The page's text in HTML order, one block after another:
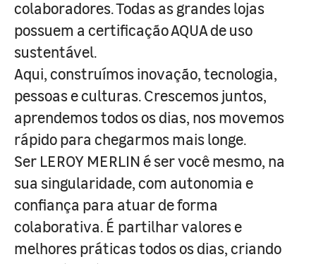
colaboradores. Todas as grandes lojas
possuem a certificação AQUA de uso
sustentável.
Aqui, construímos inovação, tecnologia,
pessoas e culturas. Crescemos juntos,
aprendemos todos os dias, nos movemos
rápido para chegarmos mais longe.
Ser LEROY MERLIN é ser você mesmo, na
sua singularidade, com autonomia e
confiança para atuar de forma
colaborativa. É partilhar valores e
melhores práticas todos os dias, criando